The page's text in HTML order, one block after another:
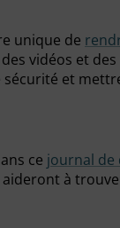
unique de
vidéos et
et
ce journal de
à